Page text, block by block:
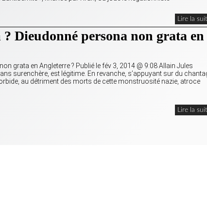
Lire la
Dieudonné persona non grata en
grata en Angleterre ? Publié le fév 3, 2014 @ 9:08 Allain Jules
surenchère, est légitime. En revanche, s’appuyant sur du
au détriment des morts de cette monstruosité nazie, atroce
Lire la